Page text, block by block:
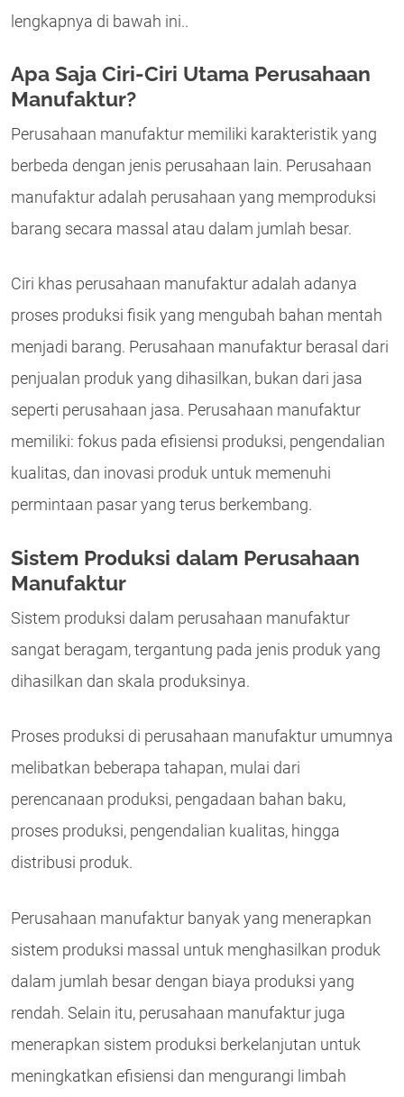
lengkapnya di bawah ini..
Apa Saja Ciri-Ciri Utama Perusahaan
Manufaktur?
Perusahaan manufaktur memiliki karakteristik yang
berbeda dengan jenis perusahaan lain. Perusahaan
manufaktur adalah perusahaan yang memproduksi
barang secara massal atau dalam jumlah besar.
Ciri khas perusahaan manufaktur adalah adanya
proses produksi fisik yang mengubah bahan mentah
menjadi barang. Perusahaan manufaktur berasal dari
penjualan produk yang dihasilkan, bukan dari jasa
seperti perusahaan jasa. Perusahaan manufaktur
memiliki: fokus pada efisiensi produksi, pengendalian
kualitas, dan inovasi produk untuk memenuhi
permintaan pasar yang terus berkembang.
Sistem Produksi dalam Perusahaan
Manufaktur
Sistem produksi dalam perusahaan manufaktur
sangat beragam, tergantung pada jenis produk yang
dihasilkan dan skala produksinya.
Proses produksi di perusahaan manufaktur umumnya
melibatkan beberapa tahapan, mulai dari
perencanaan produksi, pengadaan bahan baku,
proses produksi, pengendalian kualitas, hingga
distribusi produk.
Perusahaan manufaktur banyak yang menerapkan
sistem produksi massal untuk menghasilkan produk
dalam jumlah besar dengan biaya produksi yang
rendah. Selain itu, perusahaan manufaktur juga
menerapkan sistem produksi berkelanjutan untuk
meningkatkan efisiensi dan mengurangi limbah